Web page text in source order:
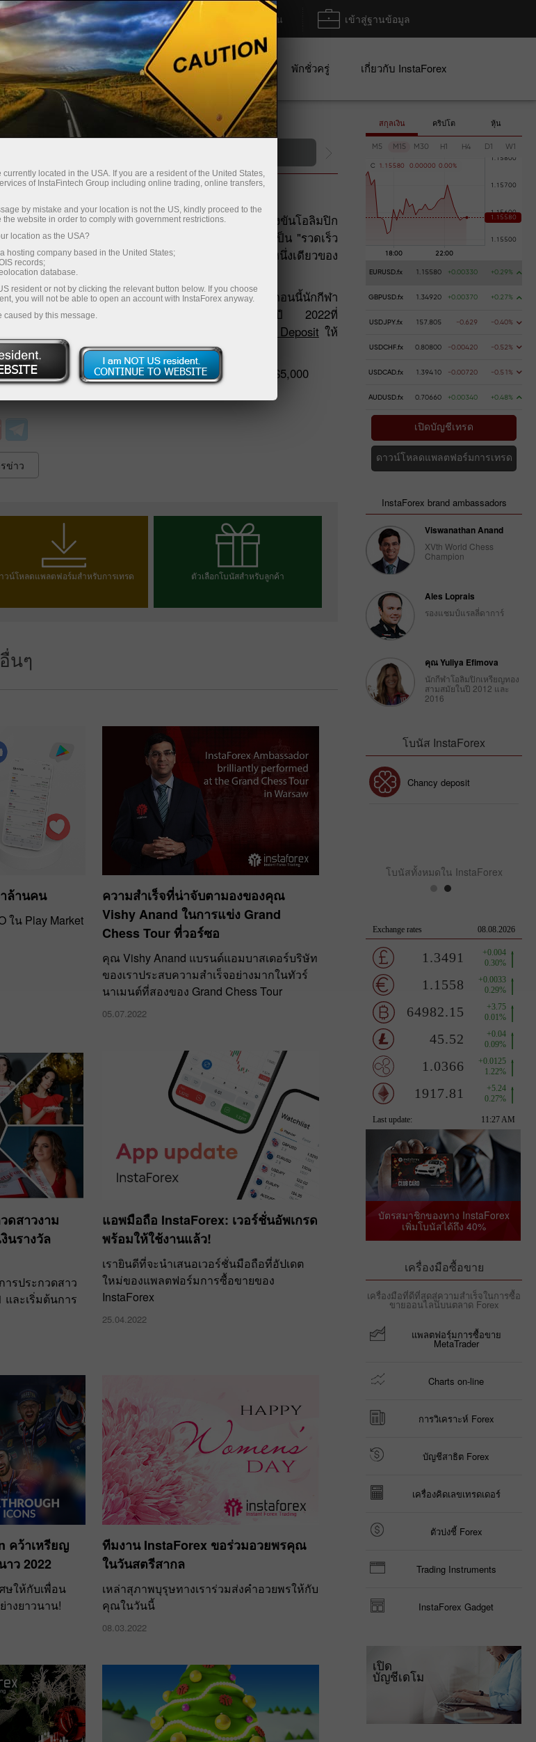
รดทันที แพลตฟอร์มการเทรด ฝาก/ถอน เข้าสู่ฐานข้อมูล
หรับนักลงทุน สำหรับหุ้นส่วน แคมเปญ พักชั่วครู่ เกี่ยวกับ InstaForex
การฝากเงิน
กที่โด่งดังได้เปลี่ยนแล้วในปี2021 ก่อนหน้าการแข่งขันโอลิมปิก
เพิ่มคำว่า "พร้อมกัน" มาในการเปลี่ยนแปลงหลังจากที่เป็น "รวดเร็ว
ำขวัญนี้แสดงจิตวิญญาณแห่งทีมรวมทั้งการรวมเป็นหนึ่งเดียวของ
นี้จากการแพร่ระบาดของโคโรนาไวรัส
ค้าและเน้นย้ำถึงความสำคัญของการเป็นหนึ่งเดียวกัน ตอนนี้นักกีฬา
กันเพื่อเหรียญในการแข่งขันเกมโอลิมปิกฤดูหนาวประจำปี 2022ที่
เสนอโอกาสในการรับเงินรางวัลในแคมเปญ
Chancy Deposit ให้
งินเข้าบัญชีคุณด้วยเงิน $3,000คว้าโอกาสนี้เพื่อรับอีก $5,000
ข่าว
วน์โหลดแพลตฟอร์มสำหรับการเทรด ตัวเลือกโบนัสสำหรับลูกค้า
นๆ
ล้านคน
ใน Play Market
ความสำเร็จที่น่าจับตามองของคุณ
Vishy Anand ในการแข่ง Grand
Chess Tour ที่วอร์ซอ
คุณ Vishy Anand แบรนด์แอมบาสเดอร์บริษัท
ของเราประสบความสำเร็จอย่างมากในทัวร์
นาเมนต์ที่สองของ Grand Chess Tour
05.07.2022
ดสาวงาม
นรางวัล
ารประกวดสาว
และเริ่มต้นการ
แอพมือถือ InstaForex: เวอร์ชั่นอัพเกรด
พร้อมให้ใช้งานแล้ว!
เรายินดีที่จะนำเสนอเวอร์ชั่นมือถือที่อัปเดต
ใหม่ของแพลตฟอร์มการซื้อขายของ
InstaForex
25.04.2022
คว้าเหรียญ
ว 2022
ษให้กับเพื่อน
งยาวนาน!
ทีมงาน InstaForex ขอร่วมอวยพรคุณ
ในวันสตรีสากล
เหล่าสุภาพบุรุษทางเราร่วมส่งคำอวยพรให้กับ
คุณในวันนี้
08.03.2022
สกุลเงิน คริปโต หุ้น
M5 M15 M30 H1 H4 D1 W1
C 1 . 1 5580 0 .00000 0 .00%
EURUSD.fx 1.15580 +0.00330 +0.29%
GBPUSD.fx 1.34920 +0.00370 +0.27%
USDJPY.fx 157.805 -0.629 -0.40%
USDCHF.fx 0.80800 -0.00420 -0.52%
USDCAD.fx 1.39410 -0.00720 -0.51%
AUDUSD.fx 0.70660 +0.00340 +0.48%
เปิดบัญชีเทรด
ดาวน์โหลดแพลตฟอร์มการเทรด
InstaForex brand ambassadors
Viswanathan Anand
XVth World Chess
Champion
Ales Loprais
รองแชมป์แรลลี่ดาการ์
คุณ Yuliya Efimova
นักกีฬาโอลิมปิกเหรียญทอง
สามสมัยในปี 2012 และ
2016
โบนัส InstaForex
Chancy deposit โบนัส 30% Chancy deposit
โบนัสทั้งหมดใน InstaForex
บัตรสมาชิกของทาง InstaForex
เพิ่มโบนัสได้ถึง 40%
เครื่องมือซื้อขาย
เครื่องมือที่ดีที่สุดสู่ความสำเร็จในการซื้อ
ขายออนไลน์บนตลาด Forex
แพลตฟอรฺ์มการซื้อขาย
MetaTrader
Charts on-line
การวิเคราะห์ Forex
บัญชีสาธิต Forex
เครื่องคิดเลขเทรดเดอร์
ตัวบ่งชี้ Forex
Trading Instruments
InstaForex Gadget
เปิด
บัญชีเดโม
located in the USA. If you are a resident of the United States,
of InstaFintech Group including online trading, online transfers,
by mistake and your location is not the US, kindly proceed to the
website in order to comply with government restrictions.
location as the USA?
hosting company based in the United States;
records;
database.
resident or not by clicking the relevant button below. If you choose
you will not be able to open an account with InstaForex anyway.
caused by this message.